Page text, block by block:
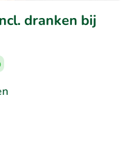
dranken bij